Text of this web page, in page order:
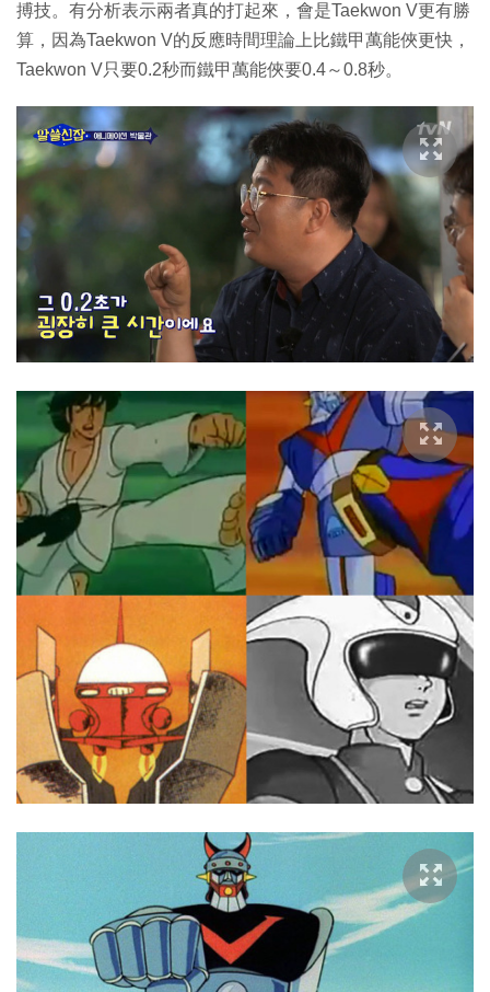
搏技。有分析表示兩者真的打起來，會是Taekwon V更有勝
算，因為Taekwon V的反應時間理論上比鐵甲萬能俠更快，
Taekwon V只要0.2秒而鐵甲萬能俠要0.4～0.8秒。